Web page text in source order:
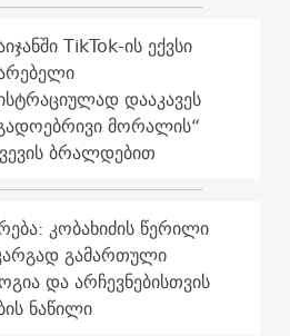
TikTok-ის ექვსი
დააკავეს
მორალის“
ბრალდებით
კობახიძის წერილი
გამართული
და არჩევნებისთვის
ნაწილი